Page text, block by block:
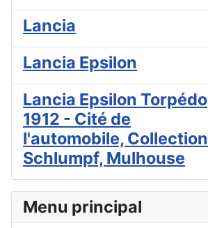
Lancia
Lancia Epsilon
Lancia Epsilon Torpédo
1912 - Cité de
l'automobile, Collection
Schlumpf, Mulhouse
Menu principal